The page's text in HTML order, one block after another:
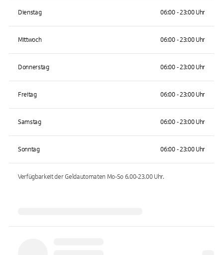
Dienstag 06:00 - 23:00 Uhr
Mittwoch 06:00 - 23:00 Uhr
Donnerstag 06:00 - 23:00 Uhr
Freitag 06:00 - 23:00 Uhr
Samstag 06:00 - 23:00 Uhr
Sonntag 06:00 - 23:00 Uhr
Verfügbarkeit der Geldautomaten Mo-So 6.00-23.00Uhr.